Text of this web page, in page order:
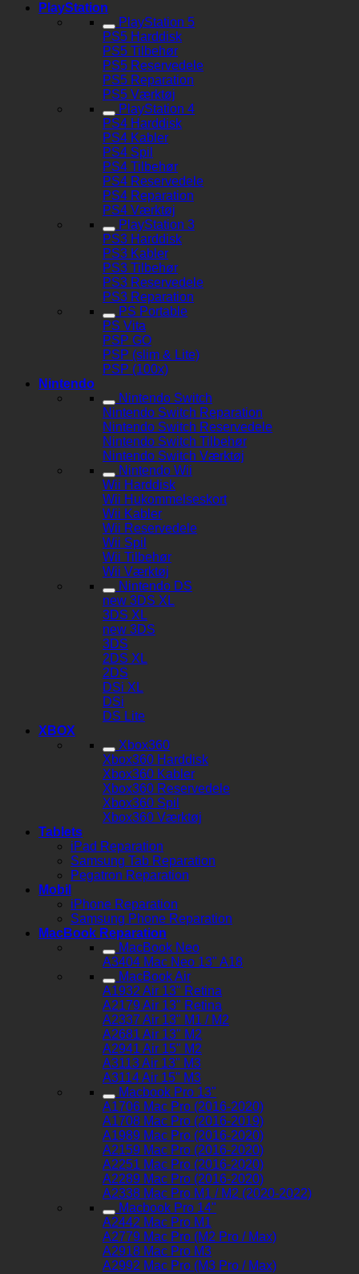
PlayStation
PlayStation 5
PS5 Harddisk
PS5 Tilbehør
PS5 Reservedele
PS5 Reparation
PS5 Værktøj
PlayStation 4
PS4 Harddisk
PS4 Kabler
PS4 Spil
PS4 Tilbehør
PS4 Reservedele
PS4 Reparation
PS4 Værktøj
PlayStation 3
PS3 Harddisk
PS3 Kabler
PS3 Tilbehør
PS3 Reservedele
PS3 Reparation
PS Portable
PS Vita
PSP GO
PSP (slim & Lite)
PSP (100x)
Nintendo
Nintendo Switch
Nintendo Switch Reparation
Nintendo Switch Reservedele
Nintendo Switch Tilbehør
Nintendo Switch Værktøj
Nintendo Wii
Wii Harddisk
Wii Hukommelseskort
Wii Kabler
Wii Reservedele
Wii Spil
Wii Tilbehør
Wii Værktøj
Nintendo DS
new 3DS XL
3DS XL
new 3DS
3DS
2DS XL
2DS
DSi XL
DSi
DS Lite
XBOX
Xbox360
Xbox360 Harddisk
Xbox360 Kabler
Xbox360 Reservedele
Xbox360 Spil
Xbox360 Værktøj
Tablets
iPad Reparation
Samsung Tab Reparation
Pegatron Reparation
Mobil
iPhone Reparation
Samsung Phone Reparation
MacBook Reparation
MacBook Neo
A3404 Mac Neo 13" A18
MacBook Air
A1932 Air 13" Retina
A2179 Air 13" Retina
A2337 Air 13" M1 / M2
A2681 Air 13" M2
A2941 Air 15" M2
A3113 Air 13" M3
A3114 Air 15" M3
Macbook Pro 13"
A1706 Mac Pro (2016-2020)
A1708 Mac Pro (2016-2019)
A1989 Mac Pro (2016-2020)
A2159 Mac Pro (2016-2020)
A2251 Mac Pro (2016-2020)
A2289 Mac Pro (2016-2020)
A2338 Mac Pro M1 / M2 (2020-2022)
Macbook Pro 14"
A2442 Mac Pro M1
A2779 Mac Pro (M2 Pro / Max)
A2918 Mac Pro M3
A2992 Mac Pro (M3 Pro / Max)